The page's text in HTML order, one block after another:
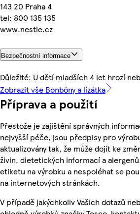
143 20 Praha 4
tel: 800 135 135
www.nestle.cz
Bezpečnostní informace
Důležité: U dětí mladších 4 let hrozí
Zobrazit vše Bonbóny a lízátka
Příprava a použití
Přestože je zajištění správných
nejvyšší péče, jsou předpisy pro
aktualizovány tak, že může dojít ke
živin, dietetických informací a
etiketu na výrobku a nespoléhat se
na internetových stránkách.
V případě jakýchkoliv Vašich dotazů